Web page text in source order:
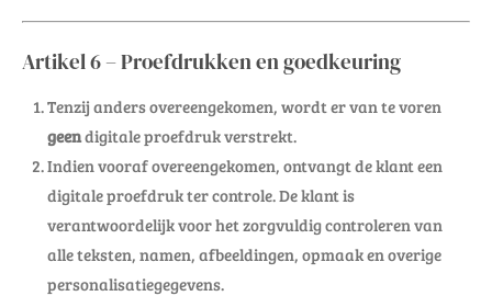
Artikel 6 – Proefdrukken en goedkeuring
Tenzij anders overeengekomen, wordt er van te voren
geendigitale proefdruk verstrekt.
Indien vooraf overeengekomen, ontvangt de klant een
digitale proefdruk ter controle. De klant is
verantwoordelijk voor het zorgvuldig controleren van
alle teksten, namen, afbeeldingen, opmaak en overige
personalisatiegegevens.